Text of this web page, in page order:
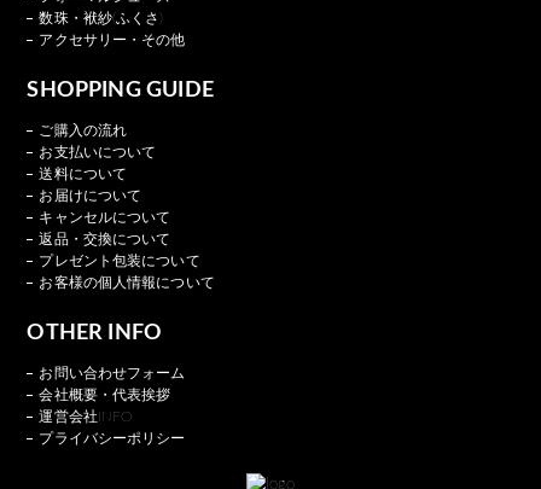
数珠・袱紗(ふくさ)
アクセサリー・その他
SHOPPING GUIDE
ご購入の流れ
お支払いについて
送料について
お届けについて
キャンセルについて
返品・交換について
プレゼント包装について
お客様の個人情報について
OTHER INFO
お問い合わせフォーム
会社概要・代表挨拶
運営会社INFO
プライバシーポリシー